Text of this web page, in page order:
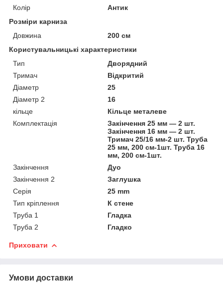
Колір
Антик
Розміри карниза
Довжина
200 см
Користувальницькі характеристики
Тип
Дворядний
Тримач
Відкритий
Діаметр
25
Діаметр 2
16
кільце
Кільце металеве
Комплектація
Закінчення 25 мм — 2 шт.
Закінчення 16 мм — 2 шт.
Тримач 25/16 мм-2 шт. Труба
25 мм, 200 см-1шт. Труба 16
мм, 200 см-1шт.
Закінчення
Дуо
Закінчення 2
Заглушка
Серія
25 mm
Тип кріплення
К стене
Труба 1
Гладка
Труба 2
Гладко
Приховати
Умови доставки